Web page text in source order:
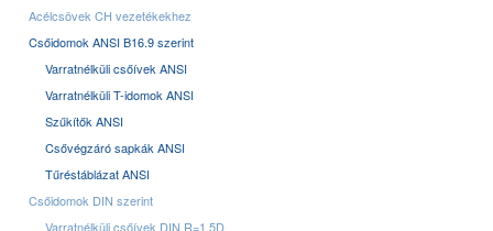
Acélcsövek CH vezetékekhez
Csőidomok ANSI B16.9 szerint
Varratnélküli csőívek ANSI
Varratnélküli T-idomok ANSI
Szűkítők ANSI
Csővégzáró sapkák ANSI
Tűréstáblázat ANSI
Csőidomok DIN szerint
Varratnélküli csőívek DIN R=1,5D